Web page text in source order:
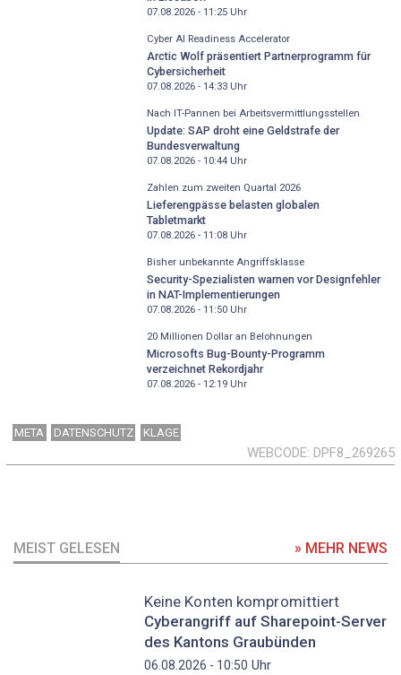
07.08.2026 - 11:25Uhr
Cyber AI Readiness Accelerator
Arctic Wolf präsentiert Partnerprogramm für
Cybersicherheit
07.08.2026 - 14:33Uhr
Nach IT-Pannen bei Arbeitsvermittlungsstellen
Update: SAP droht eine Geldstrafe der
Bundesverwaltung
07.08.2026 - 10:44Uhr
Zahlen zum zweiten Quartal 2026
Lieferengpässe belasten globalen
Tabletmarkt
07.08.2026 - 11:08Uhr
Bisher unbekannte Angriffsklasse
Security-Spezialisten warnen vor Designfehler
in NAT-Implementierungen
07.08.2026 - 11:50Uhr
20 Millionen Dollar an Belohnungen
Microsofts Bug-Bounty-Programm
verzeichnet Rekordjahr
07.08.2026 - 12:19Uhr
META DATENSCHUTZ KLAGE
WEBCODE DPF8_269265
MEIST GELESEN » MEHR NEWS
Keine Konten kompromittiert
Cyberangriff auf Sharepoint-Server
des Kantons Graubünden
06.08.2026 - 10:50 Uhr